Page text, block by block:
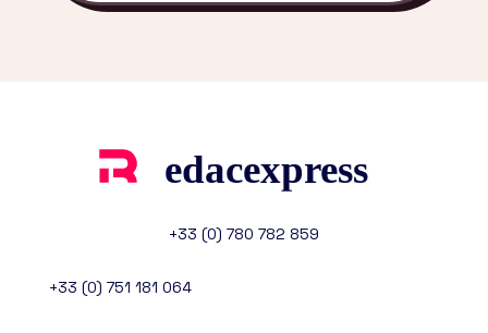
+33 (0) 780 782 859
+33 (0) 751 181 064